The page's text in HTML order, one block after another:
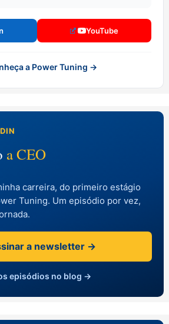
YouTube
a Power Tuning →
a CEO
carreira, do primeiro estágio
Tuning. Um episódio por vez,
a newsletter →
episódios no blog →